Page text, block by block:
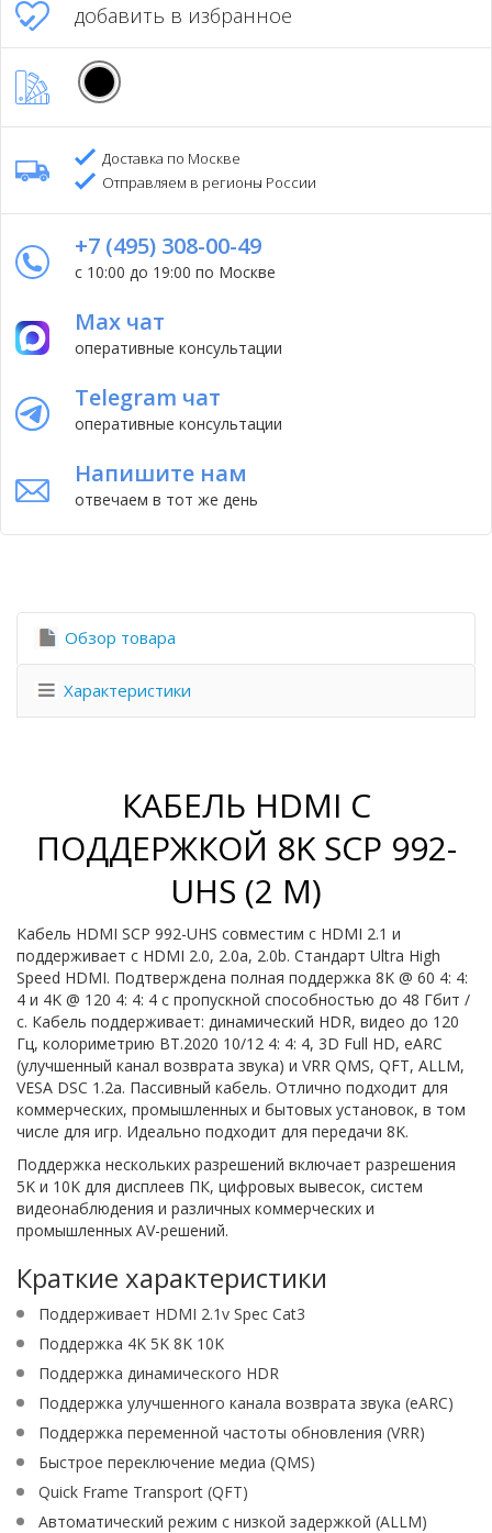
добавить в избранное
Доставка по Москве
Отправляем в регионы России
+7 (495) 308-00-49
с 10:00 до 19:00 по Москве
Max чат
оперативные консультации
Telegram чат
оперативные консультации
Напишите нам
отвечаем в тот же день
Обзор товара
Характеристики
КАБЕЛЬ HDMI С
ПОДДЕРЖКОЙ 8K SCP 992-
UHS (2 М)
Кабель HDMI SCP 992-UHS совместим с HDMI 2.1 и
поддерживает с HDMI 2.0, 2.0a, 2.0b. Стандарт Ultra High
Speed HDMI. Подтверждена полная поддержка 8K @ 60 4: 4:
4 и 4K @ 120 4: 4: 4 с пропускной способностью до 48 Гбит /
с. Кабель поддерживает: динамический HDR, видео до 120
Гц, колориметрию BT.2020 10/12 4: 4: 4, 3D Full HD, eARC
(улучшенный канал возврата звука) и VRR QMS, QFT, ALLM,
VESA DSC 1.2a. Пассивный кабель. Отлично подходит для
коммерческих, промышленных и бытовых установок, в том
числе для игр. Идеально подходит для передачи 8K.
Поддержка нескольких разрешений включает разрешения
5K и 10K для дисплеев ПК, цифровых вывесок, систем
видеонаблюдения и различных коммерческих и
промышленных AV-решений.
Краткие характеристики
Поддерживает HDMI 2.1v Spec Cat3
Поддержка 4K 5K 8K 10K
Поддержка динамического HDR
Поддержка улучшенного канала возврата звука (eARC)
Поддержка переменной частоты обновления (VRR)
Быстрое переключение медиа (QMS)
Quick Frame Transport (QFT)
Автоматический режим с низкой задержкой (ALLM)